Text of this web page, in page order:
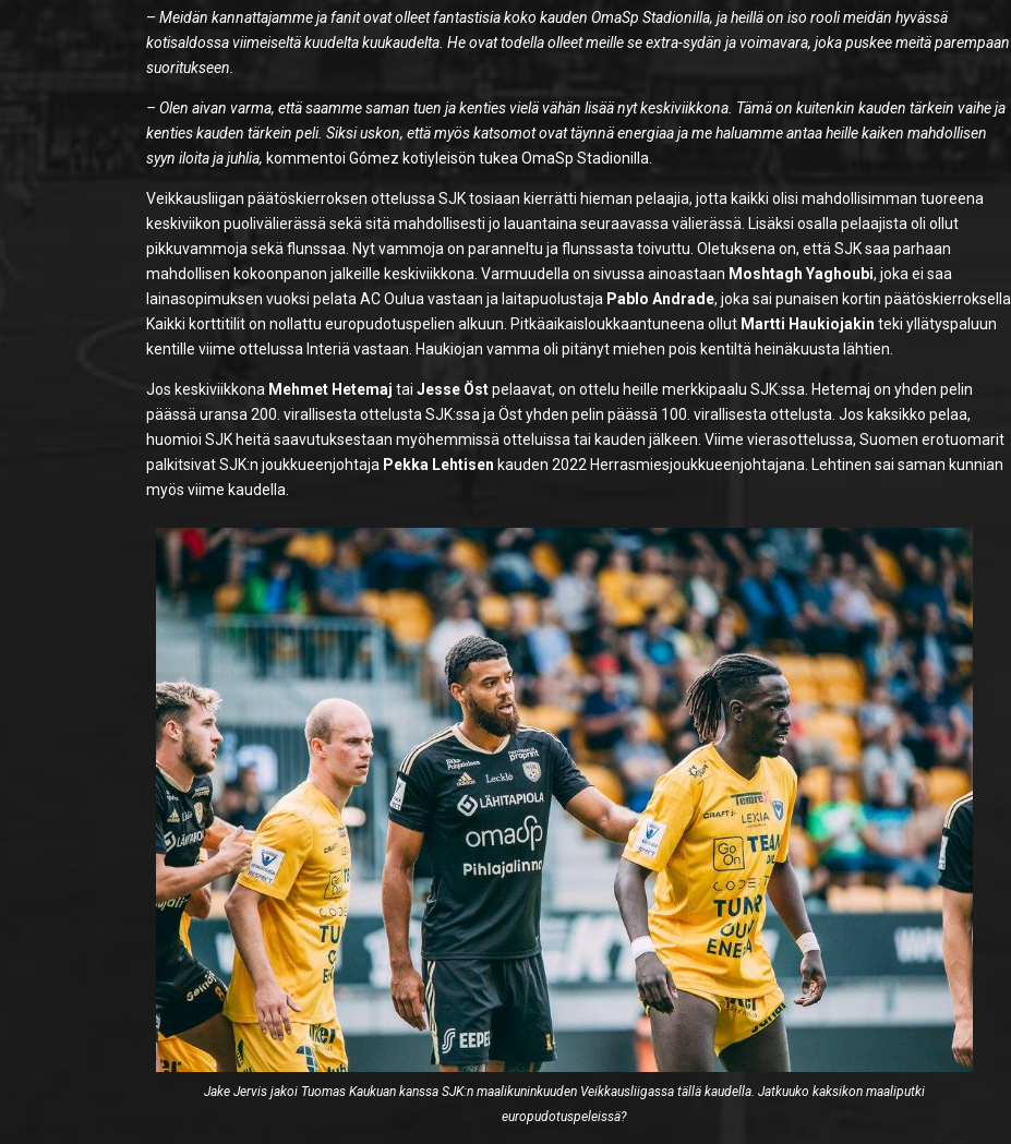
–Meidän kannattajamme ja fanit ovat olleet fantastisia koko kauden OmaSp Stadionilla, ja heillä on iso rooli meidän hyvässä
kotisaldossa viimeiseltä kuudelta kuukaudelta. He ovat todella olleet meille se extra-sydän ja voimavara, joka puskee meitä parempaan
suoritukseen.
– Olen aivan varma, että saamme saman tuen ja kenties vielä vähän lisää nyt keskiviikkona. Tämä on kuitenkin kauden tärkein vaihe ja
kenties kauden tärkein peli. Siksi uskon, että myös katsomot ovat täynnä energiaa ja me haluamme antaa heille kaiken mahdollisen
syyn iloita ja juhlia, kommentoi Gómez kotiyleisön tukea OmaSp Stadionilla.
Veikkausliigan päätöskierroksen ottelussa SJK tosiaan kierrätti hieman pelaajia, jotta kaikki olisi mahdollisimman tuoreena
keskiviikon puolivälierässä sekä sitä mahdollisesti jo lauantaina seuraavassa välierässä. Lisäksi osalla pelaajista oli ollut
pikkuvammoja sekä flunssaa. Nyt vammoja on paranneltu ja flunssasta toivuttu. Oletuksena on, että SJK saa parhaan
mahdollisen kokoonpanon jalkeille keskiviikkona. Varmuudella on sivussa ainoastaan Moshtagh Yaghoubi, joka ei saa
lainasopimuksen vuoksi pelata AC Oulua vastaan ja laitapuolustaja Pablo Andrade, joka sai punaisen kortin päätöskierroksella.
Kaikki korttitilit on nollattu europudotuspelien alkuun. Pitkäaikaisloukkaantuneena ollut Martti Haukiojakin teki yllätyspaluun
kentille viime ottelussa Interiä vastaan. Haukiojan vamma oli pitänyt miehen pois kentiltä heinäkuusta lähtien.
Jos keskiviikkona Mehmet Hetemaj taiJesse Östpelaavat, on ottelu heille merkkipaalu SJK:ssa. Hetemaj on yhden pelin
päässä uransa 200. virallisesta ottelusta SJK:ssa ja Öst yhden pelin päässä 100. virallisesta ottelusta. Jos kaksikko pelaa,
huomioi SJK heitä saavutuksestaan myöhemmissä otteluissa tai kauden jälkeen. Viime vierasottelussa, Suomen erotuomarit
palkitsivat SJK:n joukkueenjohtaja Pekka Lehtisen kauden 2022 Herrasmiesjoukkueenjohtajana. Lehtinen sai saman kunnian
myös viime kaudella.
Jake Jervis jakoi Tuomas Kaukuan kanssa SJK:n maalikuninkuuden Veikkausliigassa tällä kaudella. Jatkuuko kaksikon maaliputki
europudotuspeleissä?